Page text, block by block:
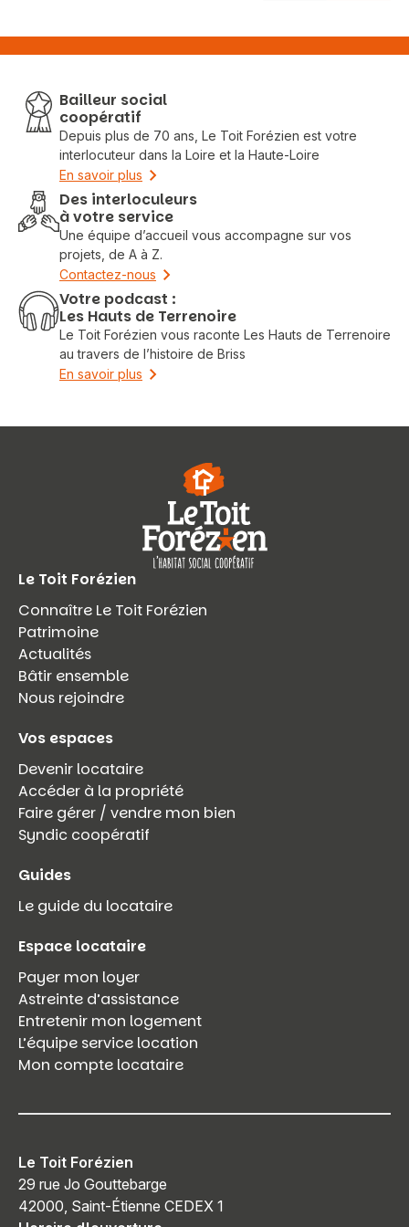
Bailleur social
coopératif
Depuis plus de 70 ans, Le Toit Forézien est votre
interlocuteur dans la Loire et la Haute-Loire
En savoir plus
Des interloculeurs
à votre service
Une équipe d’accueil vous accompagne sur vos
projets, de A à Z.
Contactez-nous
Votre podcast :
Les Hauts de Terrenoire
Le Toit Forézien vous raconte Les Hauts de Terrenoire
au travers de l’histoire de Briss
En savoir plus
Le Toit Forézien
Connaître Le Toit Forézien
Patrimoine
Actualités
Bâtir ensemble
Nous rejoindre
Vos espaces
Devenir locataire
Accéder à la propriété
Faire gérer / vendre mon bien
Syndic coopératif
Guides
Le guide du locataire
Espace locataire
Payer mon loyer
Astreinte d’assistance
Entretenir mon logement
L’équipe service location
Mon compte locataire
Le Toit Forézien
29 rue Jo Gouttebarge
42000, Saint-Étienne CEDEX 1